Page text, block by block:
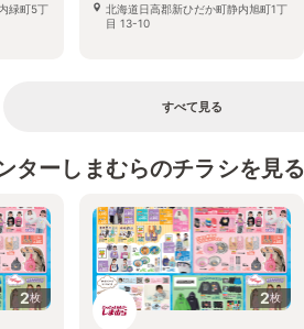
緑町5丁
北海道日高郡新ひだか町静内旭町1丁
目 13-10
すべて見る
ターしまむらのチラシを見る
2枚 2枚